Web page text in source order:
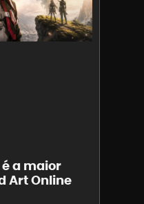
a maior
Art Online